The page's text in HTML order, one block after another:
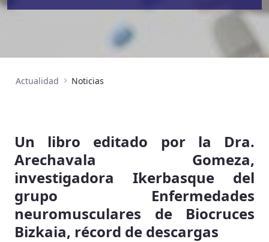
Actualidad Noticias
Un libro editado por la Dra.
Arechavala Gomeza,
investigadora Ikerbasque del
grupo Enfermedades
neuromusculares de Biocruces
Bizkaia, récord de descargas